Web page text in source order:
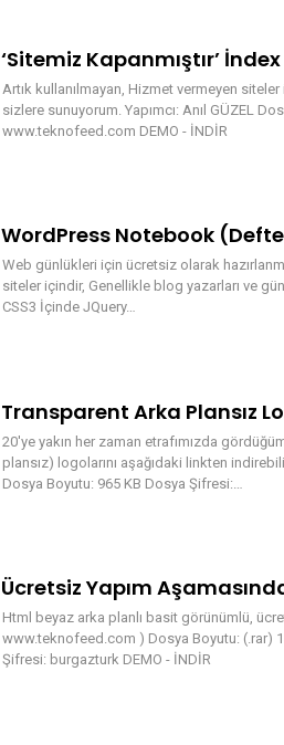
‘Sitemiz Kapanmıştır’ İndex
Artık kullanılmayan, Hizmet vermeyen siteler
sizlere sunuyorum. Yapımcı: Anıl GÜZEL
www.teknofeed.com DEMO - İNDİR
WordPress Notebook
Web günlükleri için ücretsiz olarak
siteler içindir, Genellikle blog yazarları ve
CSS3 İçinde JQuery…
Transparent Arka Plansız
20'ye yakın her zaman etrafımızda
plansız) logolarını aşağıdaki linkten
Dosya Boyutu: 965 KB Dosya Şifresi:…
Ücretsiz Yapım
Html beyaz arka planlı basit görünümlü,
www.teknofeed.com ) Dosya Boyutu: (.rar)
Şifresi: burgazturk DEMO - İNDİR